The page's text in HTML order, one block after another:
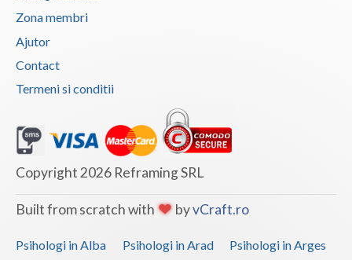
Zona membri
Ajutor
Contact
Termeni si conditii
Copyright 2026 Reframing SRL
Built from scratch with byvCraft.ro
Psihologi in Alba Psihologi in Arad
Psihologi in Arges